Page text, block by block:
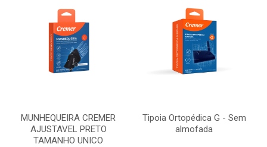
MUNHEQUEIRA CREMER
AJUSTAVEL PRETO
TAMANHO UNICO
Tipoia Ortopédica G - Sem
almofada